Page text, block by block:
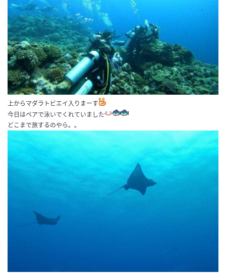
上からマダラトビエイ入りまーす
今日はペアで泳いでくれていました
どこまで旅するのやら。。